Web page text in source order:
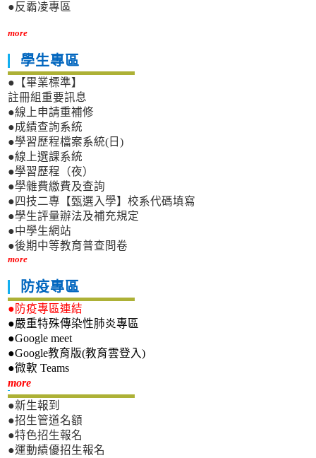
●反霸凌專區
more
學生專區
●【畢業標準】
註冊組重要訊息
●線上申請重補修
●成績查詢系統
●學習歷程檔案系統(日)
●線上選課系統
●學習歷程（夜）
●學雜費繳費及查詢
●四技二專【甄選入學】校系代碼填寫
●學生評量辦法及補充規定
●中學生網站
●後期中等教育普查問卷
more
防疫專區
●防疫專區連結
●嚴重特殊傳染性肺炎專區
●Google meet
●Google教育版(教育雲登入)
●微軟 Teams
more新生專區
●新生報到
●招生管道名額
●特色招生報名
●運動績優招生報名